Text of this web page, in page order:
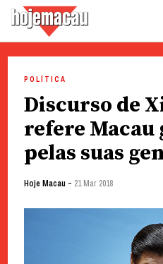
content
POLÍTICA
Discurso de
refere Macau
pelas suas
Hoje Macau - 21 Mar 2018